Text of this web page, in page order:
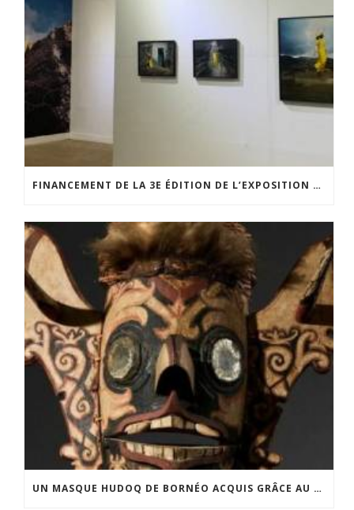
FINANCEMENT DE LA 3E ÉDITION DE L’EXPOSITION DU PRIX POUR LA PHOTOGRAPHIE PAR LE CERCLE POUR LA PHOTOGRAPHIE ET L’ART CONTEMPORAIN
UN MASQUE HUDOQ DE BORNÉO ACQUIS GRÂCE AU SOUTIEN DU CERCLE LÉVI-STRAUSS